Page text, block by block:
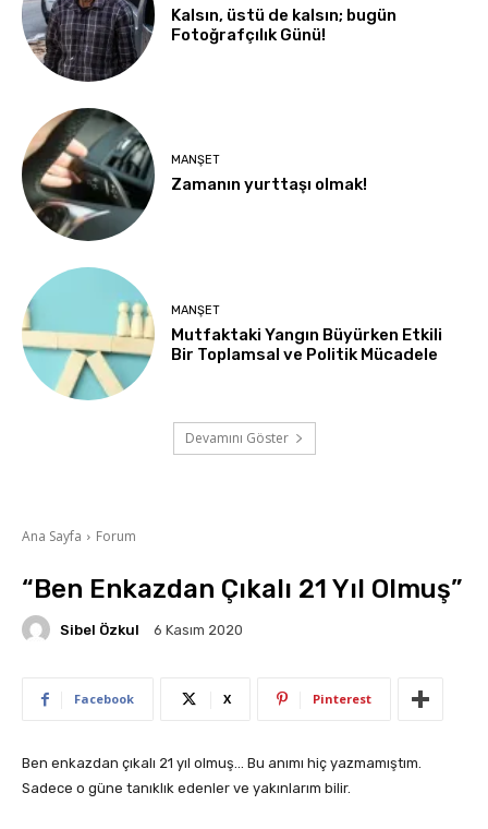
Kalsın, üstü de kalsın; bugün
Fotoğrafçılık Günü!
MANŞET
Zamanın yurttaşı olmak!
MANŞET
Mutfaktaki Yangın Büyürken Etkili
Bir Toplamsal ve Politik Mücadele
Devamını Göster